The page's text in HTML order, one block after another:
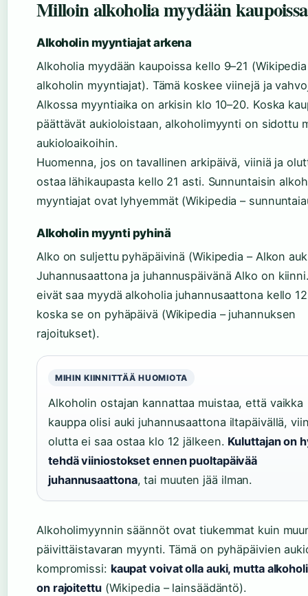
Milloin alkoholia myydään
Alkoholin myyntiajat arkena
Alkoholia myydään kaupoissa kello 9–21
alkoholin myyntiajat). Tämä koskee viinejä ja
Alkossa myyntiaika on arkisin klo 10–20. Koska
päättävät aukioloistaan, alkoholimyynti on sidottu
aukioloaikoihin.
Huomenna, jos on tavallinen arkipäivä, viiniä ja
ostaa lähikaupasta kello 21 asti. Sunnuntaisin
myyntiajat ovat lyhyemmät (Wikipedia –
Alkoholin myynti pyhinä
Alko on suljettu pyhäpäivinä (Wikipedia – Alkon
Juhannusaattona ja juhannuspäivänä Alko on
eivät saa myydä alkoholia juhannusaattona kello
koska se on pyhäpäivä (Wikipedia – juhannuksen
rajoitukset).
MIHIN KIINNITTÄÄ HUOMIOTA
Alkoholin ostajan kannattaa muistaa, että vaikka
kauppa olisi auki juhannusaattona iltapäivällä,
olutta ei saa ostaa klo 12 jälkeen. Kuluttajan on
tehdä viiniostokset ennen puoltapäivää
juhannusaattona, tai muuten jää ilman.
Alkoholimyynnin säännöt ovat tiukemmat kuin
päivittäistavaran myynti. Tämä on pyhäpäivien
kompromissi: kaupat voivat olla auki, mutta
on rajoitettu(Wikipedia – lainsäädäntö).